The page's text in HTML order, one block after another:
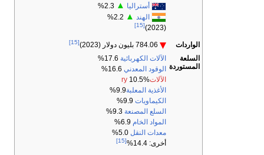
أستراليا ▲
الهند ▲
(2023)
[15]
الواردات [15]
السلعة
المستوردة
الآلات الكهربائية
الوقود المعدني
الآلاتry10.5%
الأغذية المعلبة9.9%
الكيماويات
السلع المصنعة
المواد الخام
معدات النقل
أخرى: 14.4%
[15]